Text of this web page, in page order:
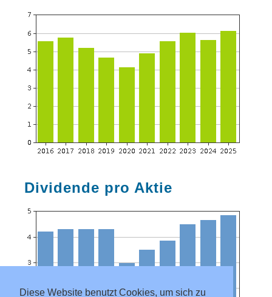
Diese Website benutzt Cookies, um sich zu
Dividende pro Aktie